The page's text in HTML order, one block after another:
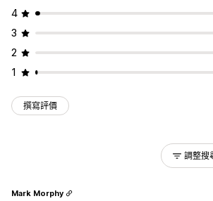
4
3
2
1
撰寫評價
調整搜
Mark Morphy